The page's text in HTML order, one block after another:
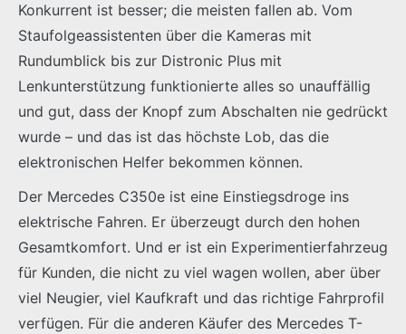
Konkurrent ist besser; die meisten fallen ab. Vom
Staufolgeassistenten über die Kameras mit
Rundumblick bis zur Distronic Plus mit
Lenkunterstützung funktionierte alles so unauffällig
und gut, dass der Knopf zum Abschalten nie gedrückt
wurde – und das ist das höchste Lob, das die
elektronischen Helfer bekommen können.
Der Mercedes C350e ist eine Einstiegsdroge ins
elektrische Fahren. Er überzeugt durch den hohen
Gesamtkomfort. Und er ist ein Experimentierfahrzeug
für Kunden, die nicht zu viel wagen wollen, aber über
viel Neugier, viel Kaufkraft und das richtige Fahrprofil
verfügen. Für die anderen Käufer des Mercedes T-